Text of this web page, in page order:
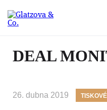
DEAL
26. dubna 2019